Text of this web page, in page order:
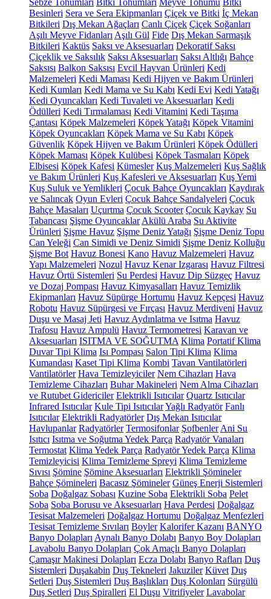
Sebze Tohumları Bitki Tohumları Meyve Tohumu Bitki
Besinleri Sera ve Sera Ekipmanları Çiçek ve Bitki İç Mekan
Bitkileri Dış Mekan Ağaçları Canlı Çiçek Çiçek Soğanları
Aşılı Meyve Fidanları Aşılı Gül Fide Dış Mekan Sarmaşık
Bitkileri Kaktüs Saksı ve Aksesuarları Dekoratif Saksı
Çiçeklik ve Saksılık Saksı Aksesuarları Saksı Altlığı Bahçe
Saksısı Balkon Saksısı Evcil Hayvan Ürünleri Kedi
Malzemeleri Kedi Maması Kedi Hijyen ve Bakım Ürünleri
Kedi Kumları Kedi Mama ve Su Kabı Kedi Evi Kedi Yatağı
Kedi Oyuncakları Kedi Tuvaleti ve Aksesuarları Kedi
Ödülleri Kedi Tırmalaması Kedi Vitamini Kedi Taşıma
Çantası Köpek Malzemeleri Köpek Yatağı Köpek Vitamini
Köpek Oyuncakları Köpek Mama ve Su Kabı Köpek
Güvenlik Köpek Hijyen ve Bakım Ürünleri Köpek Ödülleri
Köpek Maması Köpek Kulübesi Köpek Tasmaları Köpek
Elbisesi Köpek Kafesi Kümesler Kuş Malzemeleri Kuş Sağlık
ve Bakım Ürünleri Kuş Kafesleri ve Aksesuarları Kuş Yemi
Kuş Suluk ve Yemlikleri Çocuk Bahçe Oyuncakları Kaydırak
ve Salıncak Oyun Evleri Çocuk Bahçe Sandalyeleri Çocuk
Bahçe Masaları Uçurtma Çocuk Scooter Çocuk Kaykay Su
Tabancası Şişme Oyuncaklar Akülü Araba Su Aktivite
Ürünleri Şişme Havuz Şişme Deniz Yatağı Şişme Deniz Topu
Can Yeleği Can Simidi ve Deniz Simidi Şişme Deniz Kolluğu
Şişme Bot Havuz Bonesi Kano Havuz Malzemeleri Havuz
Yapı Malzemeleri Nozul Havuz Kenar Izgarası Havuz Filtresi
Havuz Örtü Sistemleri Su Perdesi Havuz Dip Süzgeç Havuz
ve Dozaj Pompası Havuz Kimyasalları Havuz Temizlik
Ekipmanları Havuz Süpürge Hortumu Havuz Kepçesi Havuz
Robotu Havuz Süpürgesi ve Fırçası Havuz Merdiveni Havuz
Duşu ve Masaj Jeti Havuz Aydınlatma ve Isıtma Havuz
Trafosu Havuz Ampulü Havuz Termometresi Karavan ve
Aksesuarları ISITMA VE SOĞUTMA Klima Portatif Klima
Duvar Tipi Klima Isı Pompası Salon Tipi Klima Klima
Kumandası Kaset Tipi Klima Kombi Tavan Vantilatörleri
Vantilatörler Hava Temizleyiciler Nem Cihazları Hava
Temizleme Cihazları Buhar Makineleri Nem Alma Cihazları
ve Rutubet Gidericiler Elektrikli Isıtıcılar Quartz Isıtıcılar
Infrared Isıtıcılar Kule Tipi IsıtıcılarYağlı Radyatör Fanlı
Isıtıcılar Elektrikli Radyatörler Dış Mekan Isıtıcılar
Havlupanlar Radyatörler Termosifonlar Şofbenler Ani Su
Isıtıcı Isıtma ve Soğutma Yedek Parça Radyatör Vanaları
Termostat Klima Yedek Parça Radyatör Yedek Parça Klima
Temizleyicisi Klima Temizleme Spreyi Klima Temizleme
Sıvısı Şömine Şömine Aksesuarları Elektrikli Şömineler
Bahçe Şömineleri Bacasız Şömineler Güneş Enerji Sistemleri
Soba Doğalgaz Sobası Kuzine Soba Elektrikli Soba Pelet
Soba Soba Borusu ve Aksesuarları Hava Perdesi Doğalgaz
Tesisat Malzemeleri Doğalgaz Hortumu Doğalgaz Menfezleri
Tesisat Temizleme Sıvıları Boyler Kalorifer Kazanı BANYO
Banyo Dolapları Aynalı Banyo Dolabı Banyo Boy Dolapları
Lavabolu Banyo Dolapları Çok Amaçlı Banyo Dolapları
Çamaşır Makinesi Dolapları Ecza Dolabı Banyo Rafları Duş
Sistemleri Duşakabin Duş Tekneleri Jakuziler Küvet Duş
Setleri Duş Sistemleri Duş Başlıkları Duş Kolonları Sürgülü
Duş Setleri Duş Spiralleri El Duşu Vitrifiyeler Lavabolar